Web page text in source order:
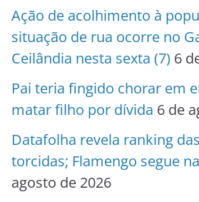
Ação de acolhimento à
situação de rua ocorre no
Ceilândia nesta sexta (7) 6
Pai teria fingido chorar em
matar filho por dívida 6 de
Datafolha revela ranking
torcidas; Flamengo segue
agosto de 2026